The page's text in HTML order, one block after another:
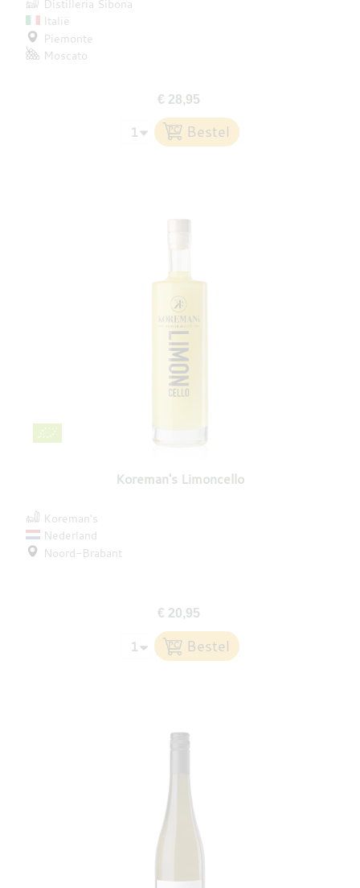
Distilleria Sibona
Italië
Piemonte
Moscato
€ 28,95
Koreman's Limoncello
Koreman's
Nederland
Noord-Brabant
€ 20,95